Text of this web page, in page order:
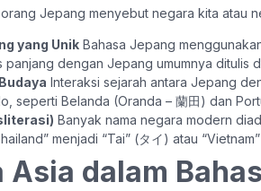
Jepang menyebut negara kita atau
yang Unik Bahasa Jepang
panjang dengan Jepang umumnya
Interaksi sejarah antara Jepang
seperti Belanda (Oranda – 蘭田) dan
Banyak nama negara modern
menjadi “Tai” (タイ) atau
Asia dalam